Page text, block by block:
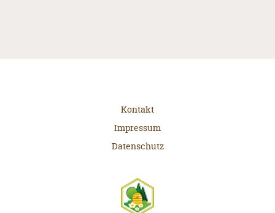
Kontakt
Impressum
Datenschutz